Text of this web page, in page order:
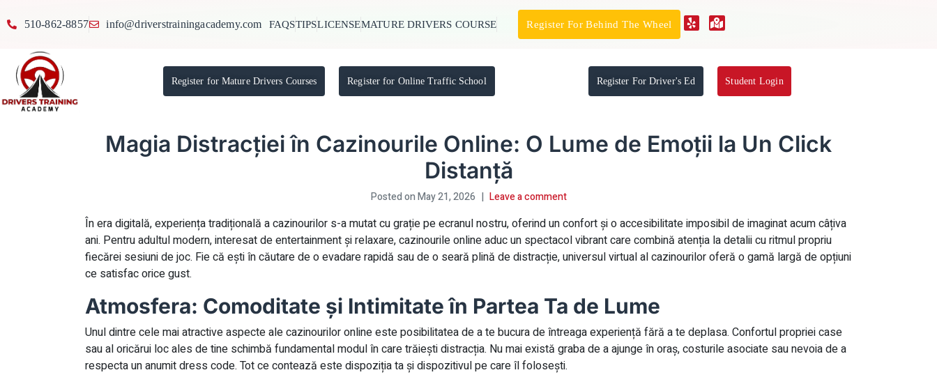
510-862-8857 info@driverstrainingacademy.com FAQSTIPSLICENSEMATURE DRIVERS COURSE Register For Behind The Wheel
Register for Mature Drivers Courses Register for Online Traffic School Register For Driver's Ed Student Login
Magia Distracției în Cazinourile Online: O Lume de Emoții la Un Click
Distanță
Posted onMay 21, 2026 Leave a comment
În era digitală, experiența tradițională a cazinourilor s-a mutat cu grație pe ecranul nostru, oferind un confort și o accesibilitate imposibil de imaginat acum câțiva
ani. Pentru adultul modern, interesat de entertainment și relaxare, cazinourile online aduc un spectacol vibrant care combină atenția la detalii cu ritmul propriu
fiecărei sesiuni de joc. Fie că ești în căutare de o evadare rapidă sau de o seară plină de distracție, universul virtual al cazinourilor oferă o gamă largă de opțiuni
ce satisfac orice gust.
Atmosfera: Comoditate și Intimitate în Partea Ta de Lume
Unul dintre cele mai atractive aspecte ale cazinourilor online este posibilitatea de a te bucura de întreaga experiență fără a te deplasa. Confortul propriei case
sau al oricărui loc ales de tine schimbă fundamental modul în care trăiești distracția. Nu mai există graba de a ajunge în oraș, costurile asociate sau nevoia de a
respecta un anumit dress code. Tot ce contează este dispoziția ta și dispozitivul pe care îl folosești.